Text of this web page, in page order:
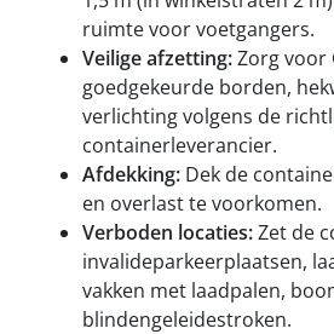
ruimte voor voetgangers.
Veilige afzetting:Zorg voor
goedgekeurde borden,
verlichting volgens de
containerleverancier.
Afdekking: Dek de
en overlast te voorkomen.
Verboden locaties:Zet de
invalideparkeerplaatsen,
vakken met laadpalen,
blindengeleidestroken.